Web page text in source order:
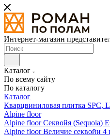
Интернет-магазин
Каталог
По всему сайту
По каталогу
Каталог
Кварцвиниловая плитка SPC,
Alpine floor
Alpine floor Секвойя (Sequoia)
Alpine floor Величие секвойи 4